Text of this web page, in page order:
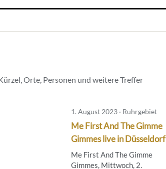
Orte, Personen und weitere Treffer
1. August 2023 · Ruhrgebiet
Me First And The Gimme
Gimmes live in Düsseldorf
Me First And The Gimme
Gimmes, Mittwoch, 2.